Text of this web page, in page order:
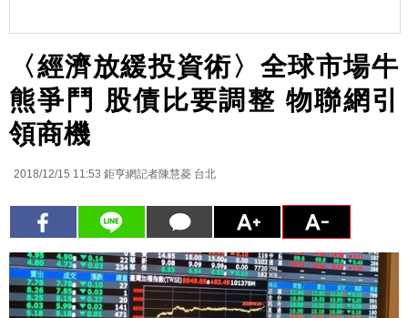
〈經濟放緩投資術〉全球市場牛
熊爭鬥 股債比要調整 物聯網引
領商機
2018/12/15 11:53 鉅亨網記者陳慧菱 台北